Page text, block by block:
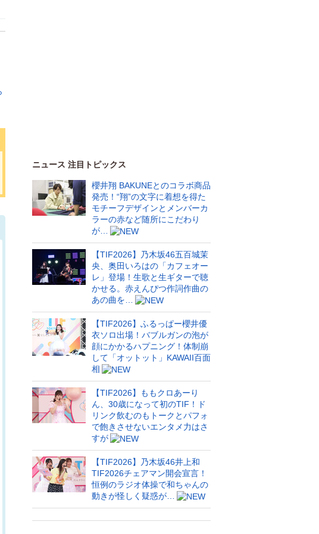
ニュース 注目トピックス
櫻井翔 BAKUNEとのコラボ商品
発売！“翔”の文字に着想を得た
モチーフデザインとメンバーカ
ラーの赤など随所にこだわり
が…
【TIF2026】乃木坂46五百城茉
央、奥田いろはの「カフェオー
レ」登場！生歌と生ギターで聴
かせる。赤えんぴつ作詞作曲の
あの曲を…
【TIF2026】ふるっぱー櫻井優
衣ソロ出場！バブルガンの泡が
顔にかかるハプニング！体制崩
して「オットット」KAWAII百面
相
【TIF2026】ももクロあーり
ん、30歳になって初のTIF！ド
リンク飲むのもトークとパフォ
で飽きさせないエンタメ力はさ
すが
【TIF2026】乃木坂46井上和
TIF2026チェアマン開会宣言！
恒例のラジオ体操で和ちゃんの
動きが怪しく疑惑が…